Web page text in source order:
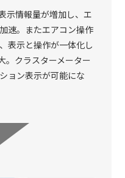
示情報量が増加し、エ
速。またエアコン操作
表示と操作が一体化し
。クラスターメーター
ョン表示が可能にな